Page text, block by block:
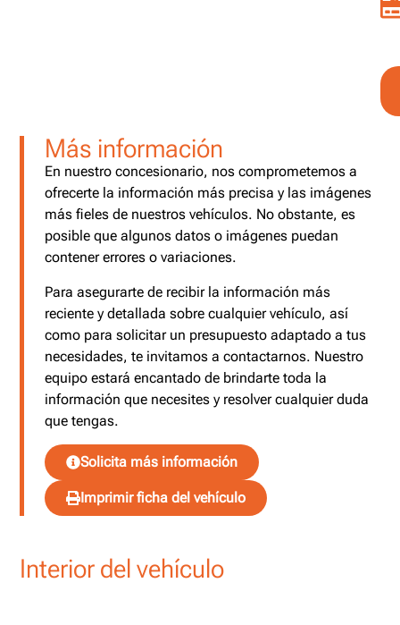
Más información
En nuestro concesionario, nos comprometemos a
ofrecerte la información más precisa y las imágenes
más fieles de nuestros vehículos. No obstante, es
posible que algunos datos o imágenes puedan
contener errores o variaciones.
Para asegurarte de recibir la información más
reciente y detallada sobre cualquier vehículo, así
como para solicitar un presupuesto adaptado a tus
necesidades, te invitamos a contactarnos. Nuestro
equipo estará encantado de brindarte toda la
información que necesites y resolver cualquier duda
que tengas.
Solicita más información
Imprimir ficha del vehículo
Interior del vehículo